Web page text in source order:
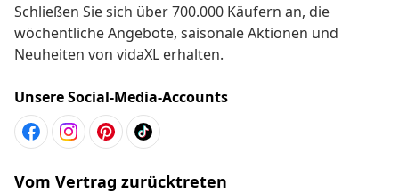
Schließen Sie sich über 700.000 Käufern an, die
wöchentliche Angebote, saisonale Aktionen und
Neuheiten von vidaXL erhalten.
Unsere Social-Media-Accounts
Vom Vertrag zurücktreten